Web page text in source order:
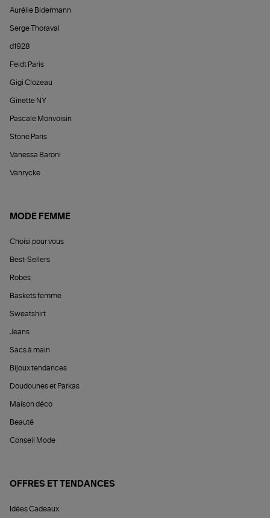
Aurélie Bidermann
Serge Thoraval
d1928
Feidt Paris
Gigi Clozeau
Ginette NY
Pascale Monvoisin
Stone Paris
Vanessa Baroni
Vanrycke
MODE FEMME
Choisi pour vous
Best-Sellers
Robes
Baskets femme
Sweatshirt
Jeans
Sacs à main
Bijoux tendances
Doudounes et Parkas
Maison déco
Beauté
Conseil Mode
OFFRES ET TENDANCES
Idées Cadeaux